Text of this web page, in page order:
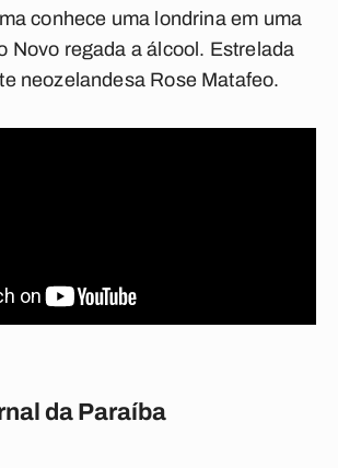
conhece uma londrina em uma
Novo regada a álcool. Estrelada
neozelandesa Rose Matafeo.
da Paraíba